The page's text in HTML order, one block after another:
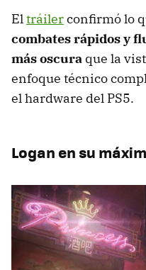
Eltráilerconfirmó lo
combates rápidos y
más oscura que la
enfoque técnico
el hardware del PS5.
Logan en su